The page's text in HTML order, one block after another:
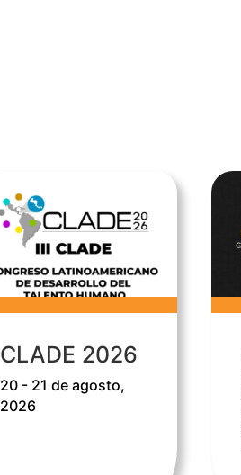
CLADE 2026
20 - 21 de agosto,
2026